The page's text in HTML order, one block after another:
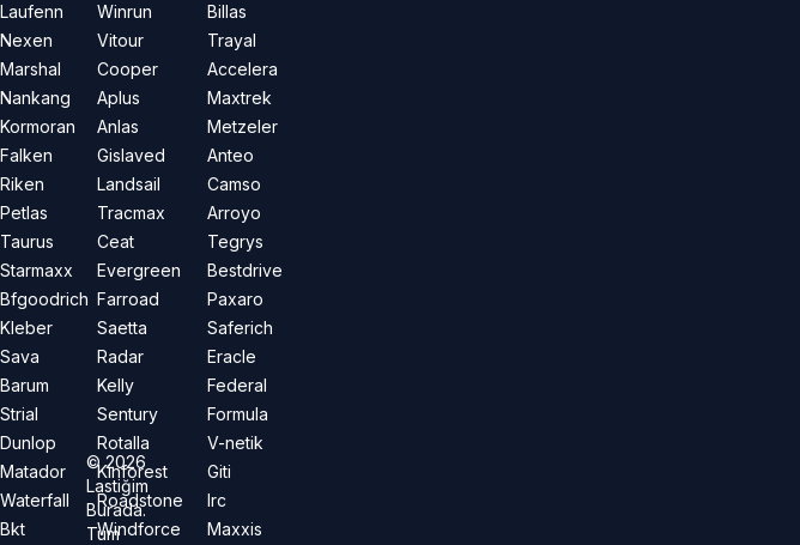
Laufenn
Nexen
Marshal
Nankang
Kormoran
Falken
Riken
Petlas
Taurus
Starmaxx
Bfgoodrich
Kleber
Sava
Barum
Strial
Dunlop
Matador
Waterfall
Bkt
Winrun
Vitour
Cooper
Aplus
Anlas
Gislaved
Landsail
Tracmax
Ceat
Evergreen
Farroad
Saetta
Radar
Kelly
Sentury
Rotalla
Kinforest
Roadstone
Windforce
Billas
Trayal
Accelera
Maxtrek
Metzeler
Anteo
Camso
Arroyo
Tegrys
Bestdrive
Paxaro
Saferich
Eracle
Federal
Formula
V-netik
Giti
Irc
Maxxis
©2026
Lastiğim
Burada.
Tüm